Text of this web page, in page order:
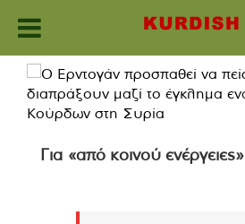
Skip
content
Για «από κοινού